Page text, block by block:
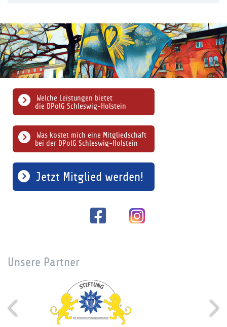
Was kostet mich eine Mitgliedschaft
bei der DPolG Schleswig-Holstein
Welche Leistungen bietet
die DPolG Schleswig-Holstein
Jetzt Mitglied werden!
Unsere Partner